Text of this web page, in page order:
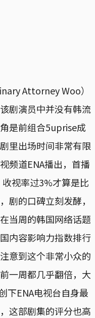
Attorney Woo）
剧演员中并没有韩流
是前组合5uprise成
里出场时间非常有限
频道ENA播出，首播
视率过3%才算是比
剧的口碑立刻发酵，
当周的韩国网络话题
内容影响力指数排行
意到这个非常小众的
一周都几乎翻倍，大
下ENA电视台自身最
这部剧集的评分也高